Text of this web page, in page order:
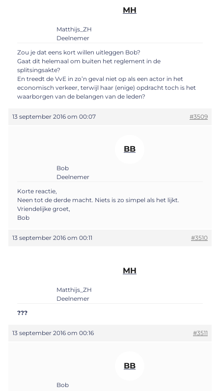
MH
Matthijs_ZH
Deelnemer
Zou je dat eens kort willen uitleggen Bob?
Gaat dit helemaal om buiten het reglement in de
splitsingsakte?
En treedt de VvE in zo’n geval niet op als een actor in het
economisch verkeer, terwijl haar (enige) opdracht toch is het
waarborgen van de belangen van de leden?
13 september 2016 om 00:07 #3509
BB
Bob
Deelnemer
Korte reactie,
Neen tot de derde macht. Niets is zo simpel als het lijkt.
Vriendelijke groet,
Bob
13 september 2016 om 00:11 #3510
MH
Matthijs_ZH
Deelnemer
???
13 september 2016 om 00:16 #3511
BB
Bob